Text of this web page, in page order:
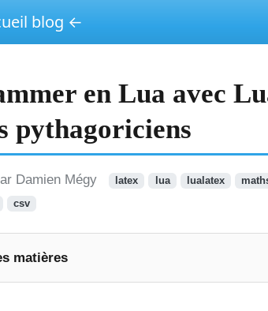
blog ←
en Lua avec
pythagoriciens
Damien Mégy latex lua lualatex
csv
matières